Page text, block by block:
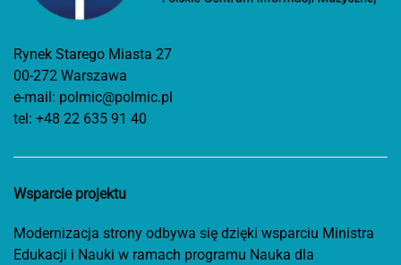
Rynek Starego Miasta 27
00-272 Warszawa
e-mail: polmic@polmic.pl
tel: +48 22 635 91 40
Wsparcie projektu
Modernizacja strony odbywa się dzięki wsparciu Ministra
Edukacji i Nauki w ramach programu Nauka dla